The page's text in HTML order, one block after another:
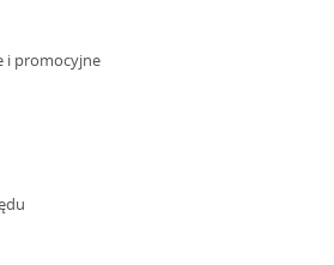
i promocyjne